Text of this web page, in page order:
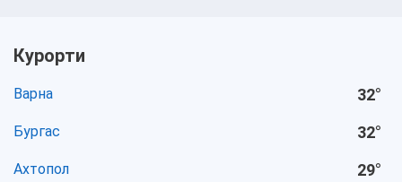
Курорти
Варна 32°
Бургас 32°
Ахтопол 29°